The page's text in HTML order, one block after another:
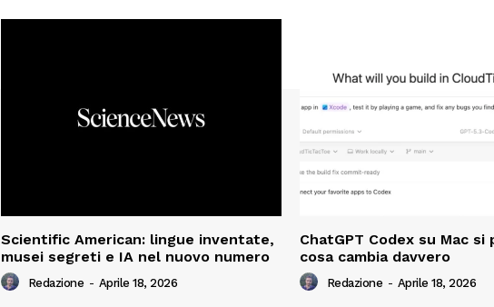
Scientific American: lingue inventate,
musei segreti e IA nel nuovo numero
Redazione - Aprile 18, 2026
ChatGPT Codex su Mac si
cosa cambia davvero
Redazione - Aprile 18, 2026